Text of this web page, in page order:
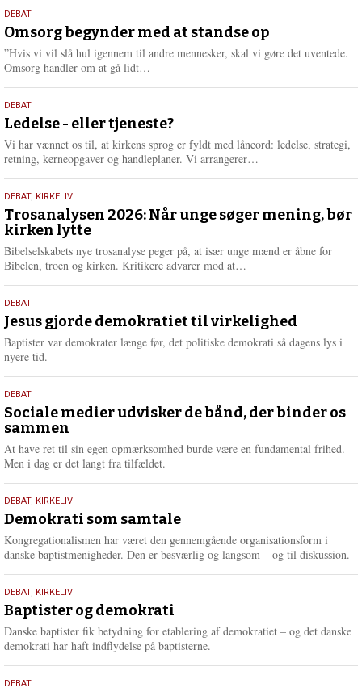
e
r
e
9.
juli
2026
DEBAT
Omsorg begynder med at standse op
”Hvis vi vil slå hul igennem til andre mennesker, skal vi gøre det uventede.
Omsorg handler om at gå lidt…
e
r
e
10.
juni
2026
DEBAT
Ledelse - eller tjeneste?
Vi har vænnet os til, at kirkens sprog er fyldt med låneord: ledelse, strategi,
retning, kerneopgaver og handleplaner. Vi arrangerer…
e
2.
juni
2026
DEBAT, KIRKELIV
Trosanalysen 2026: Når unge søger mening, bør
kirken lytte
Bibelselskabets nye trosanalyse peger på, at især unge mænd er åbne for
Bibelen, troen og kirken. Kritikere advarer mod at…
e
r
18.
maj
2026
DEBAT
Jesus gjorde demokratiet til virkelighed
Baptister var demokrater længe før, det politiske demokrati så dagens lys i
nyere tid.
18.
maj
2026
DEBAT
Sociale medier udvisker de bånd, der binder os
sammen
At have ret til sin egen opmærksomhed burde være en fundamental frihed.
Men i dag er det langt fra tilfældet.
18.
maj
2026
DEBAT, KIRKELIV
Demokrati som samtale
Kongregationalismen har været den gennemgående organisationsform i
danske baptistmenigheder. Den er besværlig og langsom – og til diskussion.
18.
maj
2026
DEBAT, KIRKELIV
Baptister og demokrati
Danske baptister fik betydning for etablering af demokratiet – og det danske
demokrati har haft indflydelse på baptisterne.
18.
DEBAT